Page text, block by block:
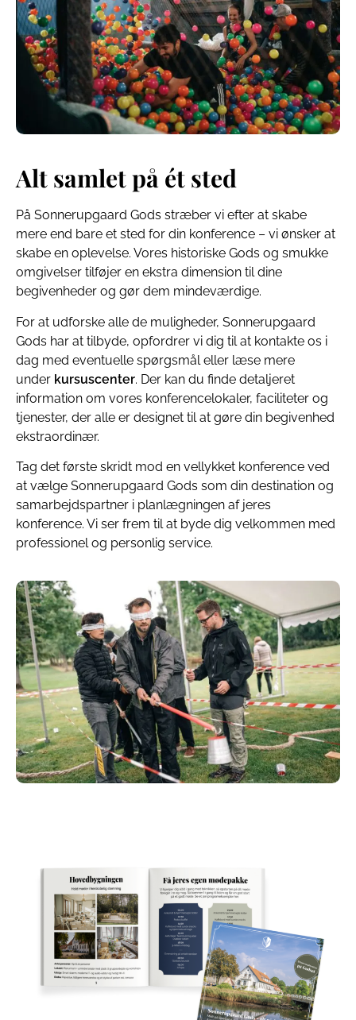
Alt samlet på ét sted
På Sonnerupgaard Gods stræber vi efter at skabe
mere end bare et sted for din konference – vi ønsker at
skabe en oplevelse. Vores historiske Gods og smukke
omgivelser tilføjer en ekstra dimension til dine
begivenheder og gør dem mindeværdige.
For at udforske alle de muligheder, Sonnerupgaard
Gods har at tilbyde, opfordrer vi dig til at kontakte os i
dag med eventuelle spørgsmål eller læse mere
under kursuscenter. Der kan du finde detaljeret
information om vores konferencelokaler, faciliteter og
tjenester, der alle er designet til at gøre din begivenhed
ekstraordinær.
Tag det første skridt mod en vellykket konference ved
at vælge Sonnerupgaard Gods som din destination og
samarbejdspartner i planlægningen af jeres
konference. Vi ser frem til at byde dig velkommen med
professionel og personlig service.